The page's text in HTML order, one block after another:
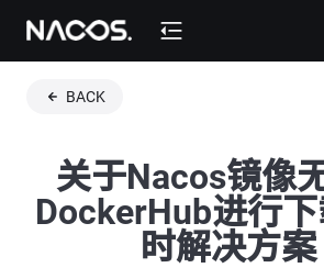
BACK
关于Nacos镜像
DockerHub进行
时解决方案